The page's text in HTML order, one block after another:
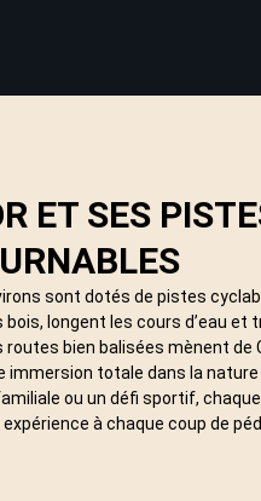
ET SES
sont dotés de pistes
longent les cours d’eau et
bien balisées mènent de
immersion totale dans la
ou un défi sportif,
à chaque coup de